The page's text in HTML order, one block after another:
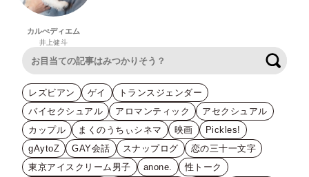
カルぺディエム
井上健斗
レズビアン ゲイ
トランスジェンダー
バイセクシュアル
アロマンティック
アセクシュアル
カップル
まくのうちぃシネマ 映画
Pickles!
gAytoZ
GAY会話 スナップログ
恋の三十一文字
東京アイスクリーム男子
anone.
性トーク